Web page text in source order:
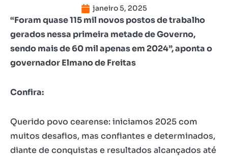
janeiro 5, 2025
“Foram quase 115 mil novos postos de trabalho
gerados nessa primeira metade de Governo,
sendo mais de 60 mil apenas em 2024”, aponta o
governador Elmano de Freitas
Confira:
Querido povo cearense: iniciamos 2025 com
muitos desafios, mas confiantes e determinados,
diante de conquistas e resultados alcançados até